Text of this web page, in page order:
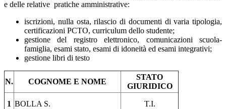
e delle relative pratiche amministrative:
iscrizioni, nulla osta, rilascio di documenti di varia tipologia,
certificazioni PCTO, curriculum dello studente;
gestione del registro elettronico, comunicazioni scuola-
famiglia, esami stato, esami di idoneità ed esami integrativi;
gestione libri di testo
N. COGNOME E NOME
STATO
GIURIDICO
1 BOLLA S. T.I.